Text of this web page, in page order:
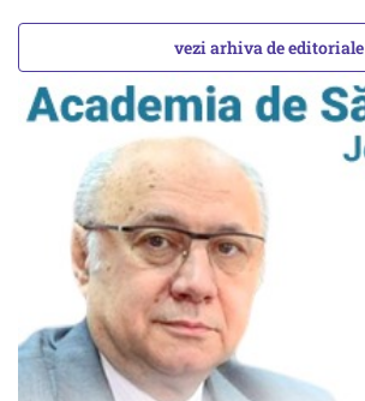
vezi arhiva de editoriale